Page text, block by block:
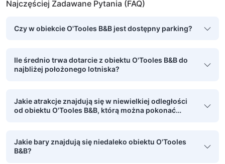
Najczęściej Zadawane Pytania (FAQ)
Czy w obiekcie O'Tooles B&B jest dostępny parking?
Ile średnio trwa dotarcie z obiektu O'Tooles B&B do
najbliżej położonego lotniska?
Jakie atrakcje znajdują się w niewielkiej odległości
od obiektu O'Tooles B&B, którą można pokonać
Jakie bary znajdują się niedaleko obiektu O'Tooles
B&B?